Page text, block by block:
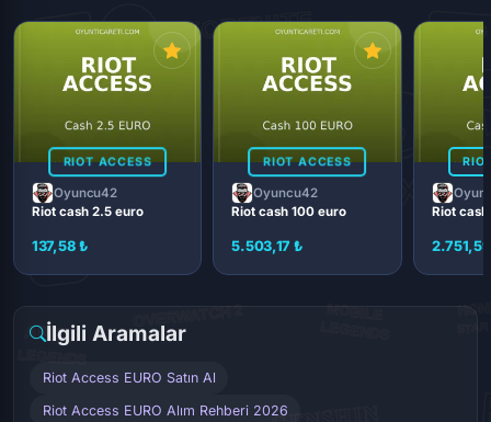
RIOT ACCESS
Oyuncu42
Riot cash 2.5 euro
137,58 ₺
RIOT ACCESS
Oyuncu42
Riot cash 100 euro
5.503,17 ₺
Riot
İlgili Aramalar
Riot Access EURO Satın Al
Riot Access EURO Alım Rehberi 2026